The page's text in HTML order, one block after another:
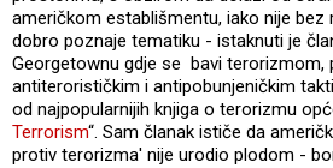
američkom establišmentu, iako nije
dobro poznaje tematiku - istaknuti je
Georgetownu gdje se bavi terorizmom,
antiterorističkim i antipobunjeničkim
od najpopularnijih knjiga o terorizmu
Terrorism“. Sam članak ističe da
protiv terorizma' nije urodio plodom -